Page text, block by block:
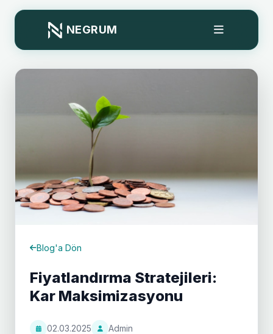
NEGRUM
Blog'a Dön
Fiyatlandırma Stratejileri:
Kar Maksimizasyonu
02.03.2025 Admin